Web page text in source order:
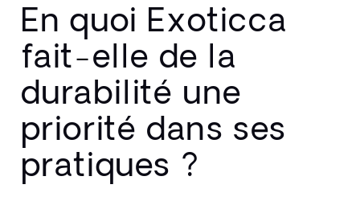
En quoi Exoticca
fait-elle de la
durabilité une
priorité dans ses
pratiques ?